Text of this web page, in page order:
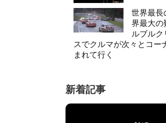
世界最長
界最大
ルブルク
スでクルマが次々とコー
まれて行く
新着記事